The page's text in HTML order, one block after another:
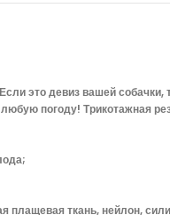
это девиз вашей
погоду! Трикотажная
плащевая ткань, нейлон,